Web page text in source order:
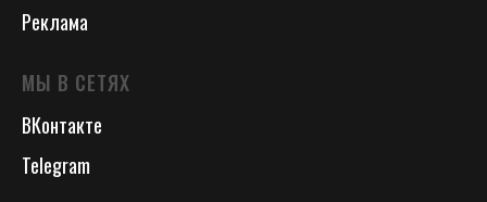
Реклама
МЫ В СЕТЯХ
ВКонтакте
Telegram